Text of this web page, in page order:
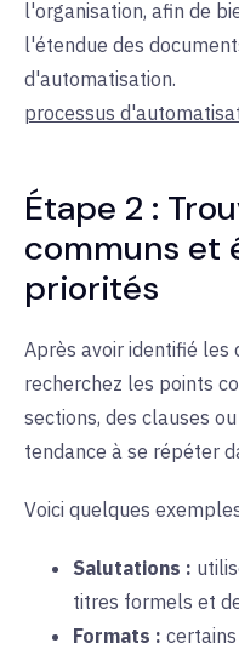
l'organisation, afin de
l'étendue des
d'automatisation.
processus
Étape 2 :
communs et
priorités
Après avoir identifié
recherchez les points
sections, des clauses
tendance à se répéter
Voici quelques
Salutations :
titres formels et
Formats :